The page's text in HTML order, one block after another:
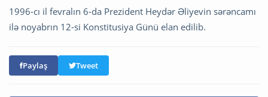
1996-cı il fevralın 6-da Prezident Heydər Əliyevin sərəncamı
ilə noyabrın 12-si Konstitusiya Günü elan edilib.
Paylaş Tweet